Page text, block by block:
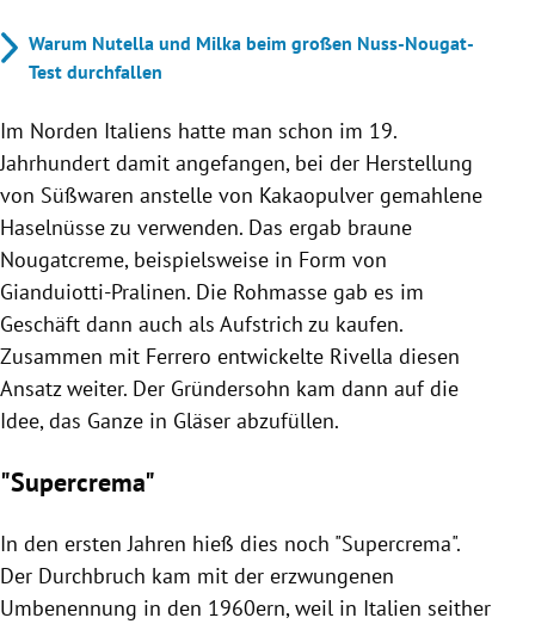
Warum Nutella und Milka beim großen Nuss-Nougat-
Test durchfallen
Im Norden Italiens hatte man schon im 19.
Jahrhundert damit angefangen, bei der Herstellung
von Süßwaren anstelle von Kakaopulver gemahlene
Haselnüsse zu verwenden. Das ergab braune
Nougatcreme, beispielsweise in Form von
Gianduiotti-Pralinen. Die Rohmasse gab es im
Geschäft dann auch als Aufstrich zu kaufen.
Zusammen mit Ferrero entwickelte Rivella diesen
Ansatz weiter. Der Gründersohn kam dann auf die
Idee, das Ganze in Gläser abzufüllen.
"Supercrema"
In den ersten Jahren hieß dies noch "Supercrema".
Der Durchbruch kam mit der erzwungenen
Umbenennung in den 1960ern, weil in Italien seither